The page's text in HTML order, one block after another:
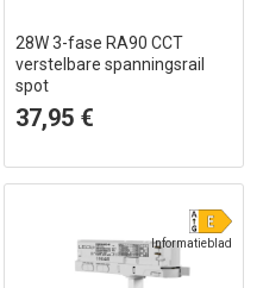
28W 3-fase RA90 CCT
verstelbare spanningsrail
spot
110lm/w, wit, instelbare CCT +
helderheid, 3200lm, flikkervrij
37,95 €
Informatieblad